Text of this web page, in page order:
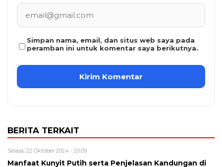
Simpan nama, email, dan situs web saya pada
peramban ini untuk komentar saya berikutnya.
BERITA TERKAIT
Selasa, 22 Oktober 2024 - 20:09
Manfaat Kunyit Putih serta Penjelasan Kandungan di